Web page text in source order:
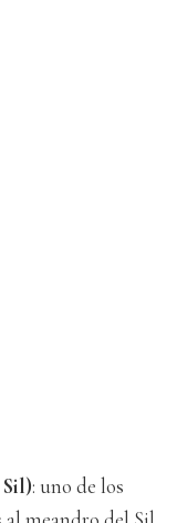
: uno de los